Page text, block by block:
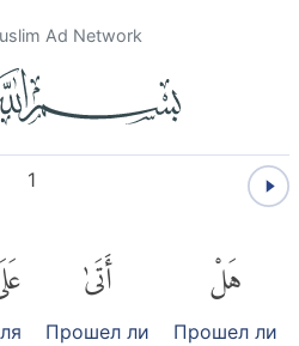
Ad Network
1
هَلْ
Прошел ли
أَتَىٰ
Прошел ли